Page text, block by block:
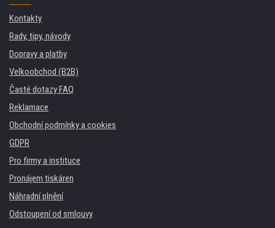
Kontakty
Rady, tipy, návody
Dopravy a platby
Velkoobchod (B2B)
Časté dotazy FAQ
Reklamace
Obchodní podmínky a cookies
GDPR
Pro firmy a instituce
Pronájem tiskáren
Náhradní plnění
Odstoupení od smlouvy